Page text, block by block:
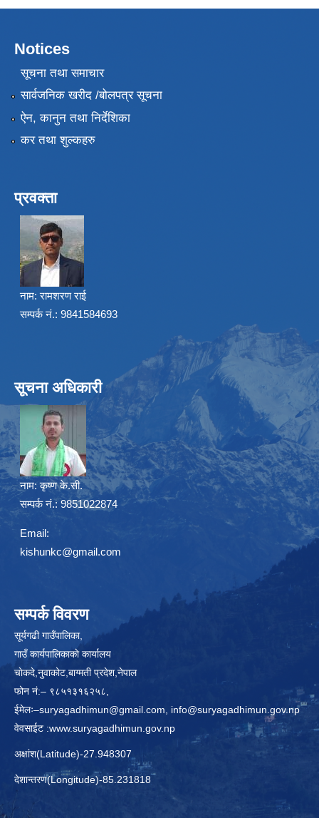
Notices
सूचना तथा समाचार
सार्वजनिक खरीद /बोलपत्र सूचना
ऐन, कानुन तथा निर्देशिका
कर तथा शुल्कहरु
प्रवक्ता
नाम: रामशरण राई
सम्पर्क नं.: 9841584693
सूचना अधिकारी
नाम: कृष्ण के.सी.
सम्पर्क नं.: 9851022874
Email:
kishunkc@gmail.com
सम्पर्क विवरण
सूर्यगढी गाउँपालिका,
गाउँ कार्यपालिकाकाे कार्यालय
चाेकदे,नुवाकोट,बाग्मती प्रदेश,नेपाल
फोन नं:– ९८५१३१६२५८,
ईमेलः–suryagadhimun@gmail.com, info@suryagadhimun.gov.np
वेवसाईट :www.suryagadhimun.gov.np
अक्षांश(Latitude)-27.948307
देशान्तरण(Longitude)-85.231818